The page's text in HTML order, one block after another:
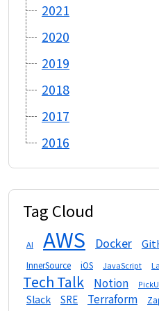
2021
2020
2019
2018
2017
2016
Tag Cloud
AI AWS Docker
InnerSource iOS JavaScript
Tech Talk
Notion
Slack SRE Terraform